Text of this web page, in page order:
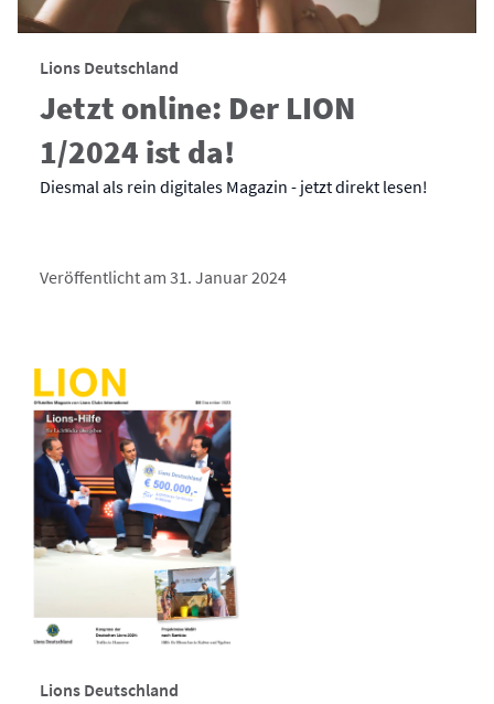
Lions Deutschland
Jetzt online: Der LION
1/2024 ist da!
Diesmal als rein digitales Magazin - jetzt direkt lesen!
Veröffentlicht am 31. Januar 2024
Lions Deutschland